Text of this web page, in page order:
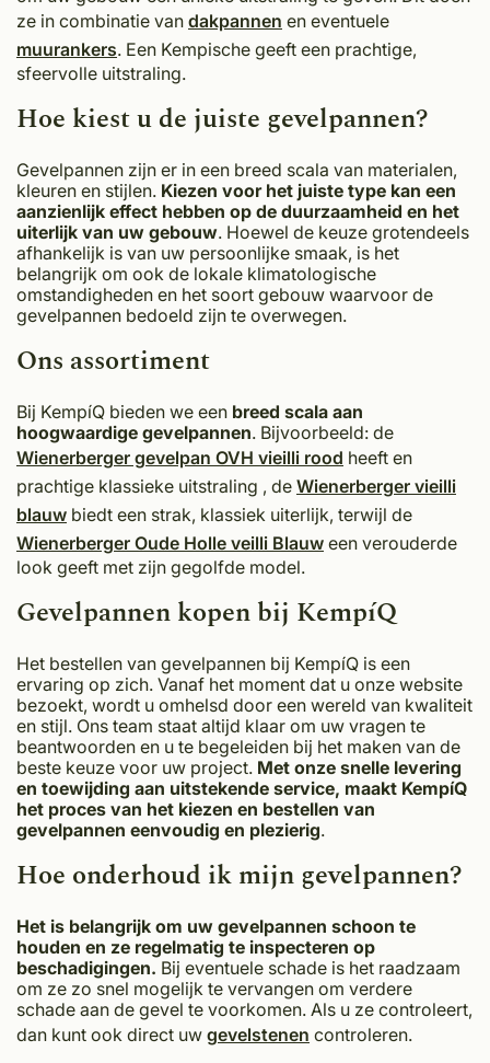
ze in combinatie van dakpannen en eventuele
muurankers. Een Kempische geeft een prachtige,
sfeervolle uitstraling.
Hoe kiest u de juiste gevelpannen?
Gevelpannen zijn er in een breed scala van materialen,
kleuren en stijlen. Kiezen voor het juiste type kan een
aanzienlijk effect hebben op de duurzaamheid en het
uiterlijk van uw gebouw. Hoewel de keuze grotendeels
afhankelijk is van uw persoonlijke smaak, is het
belangrijk om ook de lokale klimatologische
omstandigheden en het soort gebouw waarvoor de
gevelpannen bedoeld zijn te overwegen.
Ons assortiment
Bij KempíQ bieden we een breed scala aan
hoogwaardige gevelpannen. Bijvoorbeeld: de
Wienerberger gevelpan OVH vieilli rood heeft en
prachtige klassieke uitstraling , de Wienerberger vieilli
blauw biedt een strak, klassiek uiterlijk, terwijl de
Wienerberger Oude Holle veilli Blauw een verouderde
look geeft met zijn gegolfde model.
Gevelpannen kopen bij KempíQ
Het bestellen van gevelpannen bij KempíQ is een
ervaring op zich. Vanaf het moment dat u onze website
bezoekt, wordt u omhelsd door een wereld van kwaliteit
en stijl. Ons team staat altijd klaar om uw vragen te
beantwoorden en u te begeleiden bij het maken van de
beste keuze voor uw project. Met onze snelle levering
en toewijding aan uitstekende service, maakt KempíQ
het proces van het kiezen en bestellen van
gevelpannen eenvoudig en plezierig.
Hoe onderhoud ik mijn gevelpannen?
Het is belangrijk om uw gevelpannen schoon te
houden en ze regelmatig te inspecteren op
beschadigingen. Bij eventuele schade is het raadzaam
om ze zo snel mogelijk te vervangen om verdere
schade aan de gevel te voorkomen. Als u ze controleert,
dan kunt ook direct uw gevelstenen controleren.